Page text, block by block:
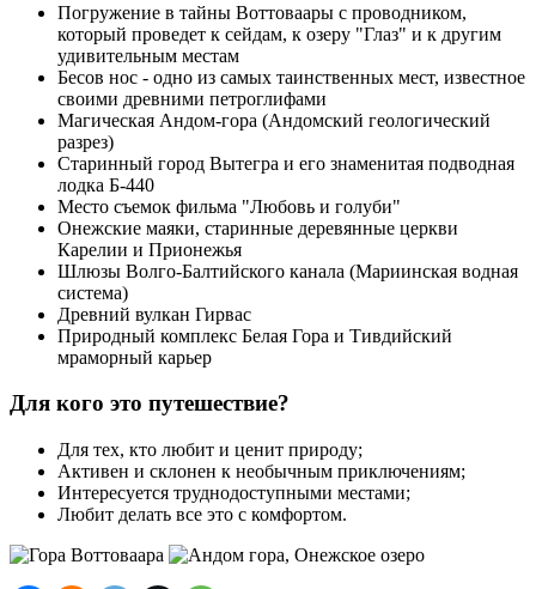
Погружение в тайны Воттоваары с проводником,
который проведет к сейдам, к озеру "Глаз" и к другим
удивительным местам
Бесов нос - одно из самых таинственных мест, известное
своими древними петроглифами
Магическая Андом-гора (Андомский геологический
разрез)
Старинный город Вытегра и его знаменитая подводная
лодка Б-440
Место съемок фильма "Любовь и голуби"
Онежские маяки, старинные деревянные церкви
Карелии и Прионежья
Шлюзы Волго-Балтийского канала (Мариинская водная
система)
Древний вулкан Гирвас
Природный комплекс Белая Гора и Тивдийский
мраморный карьер
Для кого это путешествие?
Для тех, кто любит и ценит природу;
Активен и склонен к необычным приключениям;
Интересуется труднодоступными местами;
Любит делать все это с комфортом.